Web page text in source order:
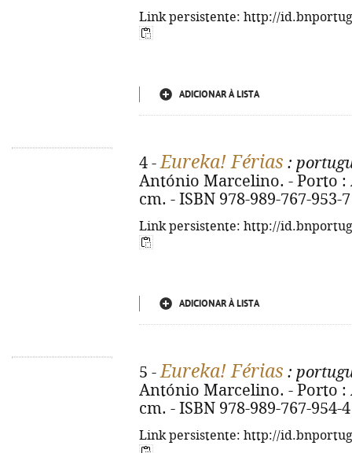
Link persistente: http://
ADICIONAR À LISTA
4 -Eureka! Férias :
António Marcelino. - Porto :
cm. - ISBN 978-989-767-953-7
Link persistente: http://
ADICIONAR À LISTA
5 -Eureka! Férias :
António Marcelino. - Porto :
cm. - ISBN 978-989-767-954-4
Link persistente: http://